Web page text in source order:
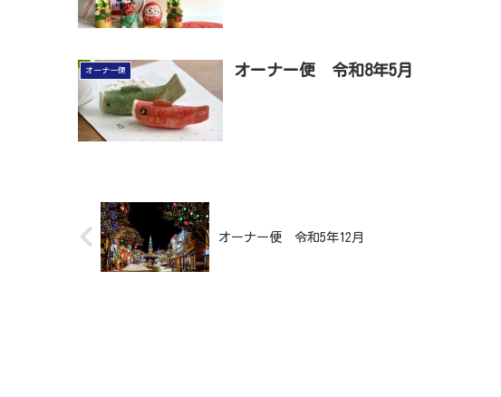
オーナー便 オーナー便 令和8年5月
オーナー便 令和5年12月